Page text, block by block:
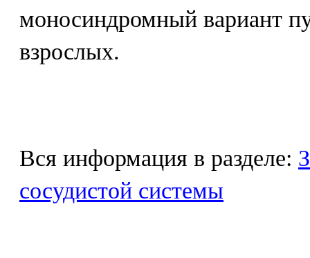
моносиндромный вариант
взрослых.
Вся информация в разделе:
сосудистой системы